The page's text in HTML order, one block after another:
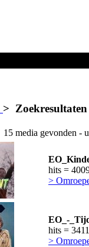
>
15 media gevonden -
hits =
>
EO_-
hits =
>